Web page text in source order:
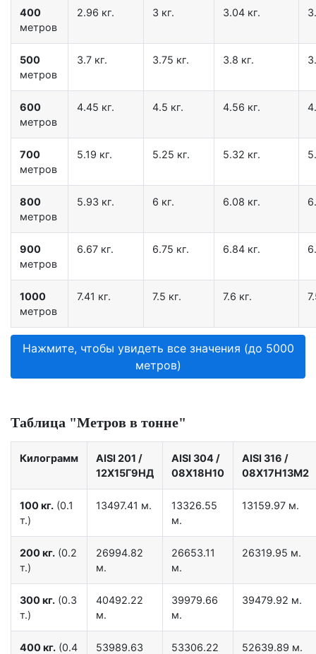
400
метров
2.96 кг. 3 кг. 3.04 кг.
500
метров
3.7 кг. 3.75 кг. 3.8 кг.
600
метров
4.45 кг. 4.5 кг. 4.56 кг.
700
метров
5.19 кг. 5.25 кг. 5.32 кг.
800
метров
5.93 кг. 6 кг. 6.08 кг.
900
метров
6.67 кг. 6.75 кг. 6.84 кг.
1000
метров
7.41 кг. 7.5 кг. 7.6 кг.
Нажмите, чтобы увидеть все значения (до 5000
метров)
Таблица "Метров в тонне"
Килограмм AISI 201 /
12X15Г9НД
AISI 304 /
08Х18Н10
AISI 316 /
08Х17Н13М2
100 кг. (0.1
т.)
13497.41 м.
13326.55
м.
13159.97 м.
200 кг. (0.2
т.)
26994.82
м.
26653.11
м.
26319.95 м.
300 кг. (0.3
т.)
40492.22
м.
39979.66
м.
39479.92 м.
400 кг. (0.4
53989.63
53306.22
52639.89 м.